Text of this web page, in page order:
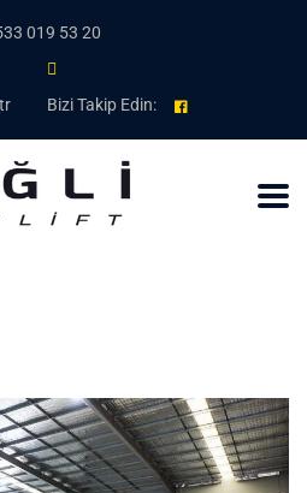
019 53 20
Bizi Takip Edin: